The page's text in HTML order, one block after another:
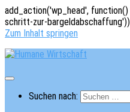
add_action('wp_head',
schritt-zur-
Zum Inhalt springen
Suchen nach: